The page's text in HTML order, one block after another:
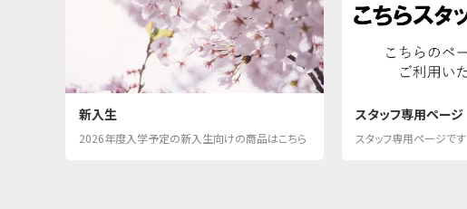
新入生
2026年度入学予定の新入生向けの商品はこちら
スタッフ専用ページ
スタッフ専用ページです